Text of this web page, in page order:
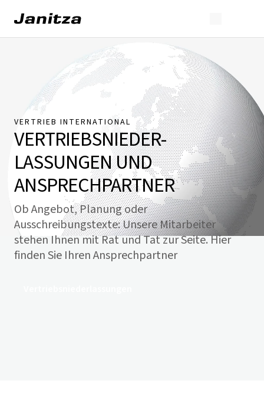
VERTRIEB INTERNATIONAL
VERTRIEBSNIEDER­
LASSUNGEN UND
ANSPRECHPARTNER
Ob Angebot, Planung oder
Ausschreibungstexte: Unsere Mitarbeiter
stehen Ihnen mit Rat und Tat zur Seite. Hier
finden Sie Ihren Ansprechpartner